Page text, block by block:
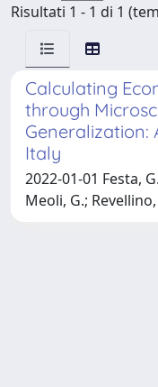
Risultati 1 - 1 di 1
Calculating
through
Generalization:
Italy
2022-01-01 Festa,
Meoli, G.;